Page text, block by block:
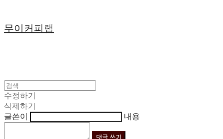
무이커피랩
수정하기
삭제하기
글쓴이
내용